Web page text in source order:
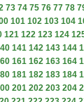
73 74 75 76 77 78
101 102 103 104
121 122 123 124
141 142 143 144
161 162 163 164
181 182 183 184
201 202 203 204